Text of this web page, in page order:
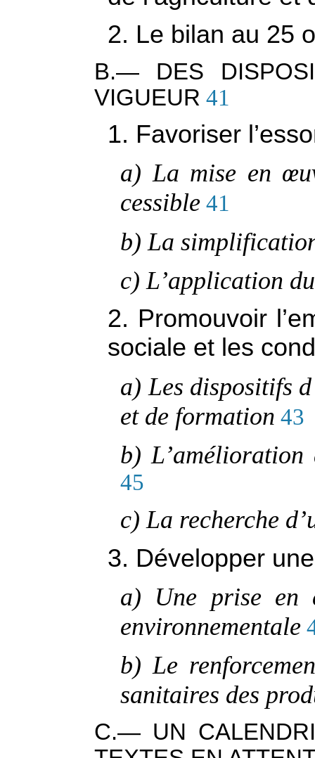
2. Le bilan au 25
B.— DES
VIGUEUR 41
1. Favoriser
a) La mise en œ
cessible 41
b) La
c) L’application
2. Promouvoir
sociale et les
a) Les dispositifs
et de formation 43
b)
45
c) La recherche
3. Développer
a) Une prise en
environnementale
b) Le
sanitaires des
C.— UN